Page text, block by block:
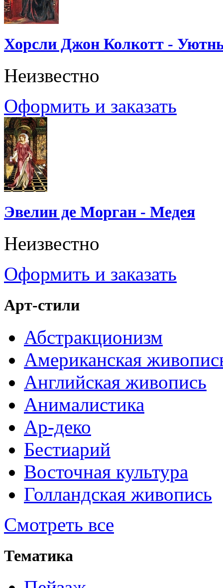
Хорсли Джон Колкотт -
Неизвестно
Оформить и заказать
Эвелин де Морган - Медея
Неизвестно
Оформить и заказать
Арт-стили
Абстракционизм
Американская
Английская живопись
Анималистика
Ар-деко
Бестиарий
Восточная культура
Голландская живопись
Смотреть все
Тематика